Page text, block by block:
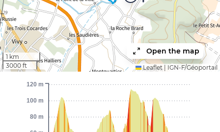
1 km
3000 ft
Open the map
Leaflet IGN-F/Géoportail
80 m
100 m
120 m